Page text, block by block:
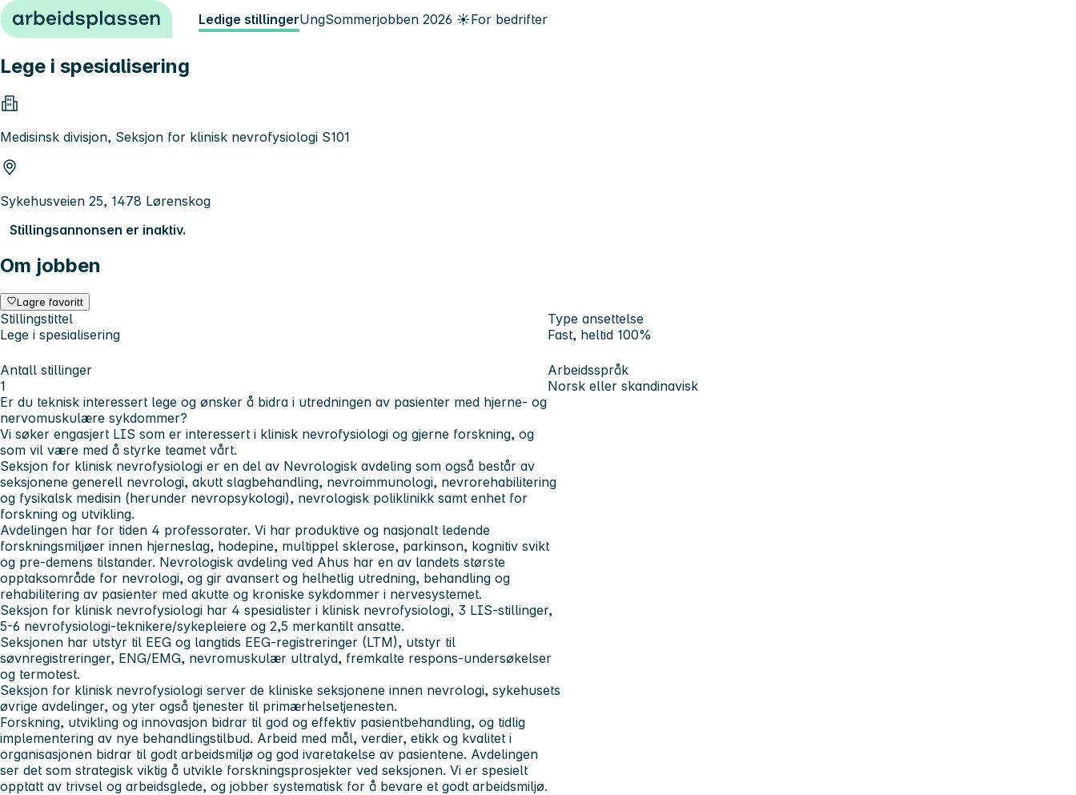
Hopp til innhold Ledige stillingerUngSommerjobben 2026 ☀️For bedrifter
Lege i spesialisering
Medisinsk divisjon, Seksjon for klinisk nevrofysiologi S101
Sykehusveien 25, 1478 Lørenskog
Stillingsannonsen er inaktiv.
Om jobben
Lagre favoritt
Stillingstittel
Lege i spesialisering
Type ansettelse
Fast, heltid 100%
Antall stillinger
1
Arbeidsspråk
Norsk eller skandinavisk
Er du teknisk interessert lege og ønsker å bidra i utredningen av pasienter med hjerne- og
nervomuskulære sykdommer?
Vi søker engasjert LIS som er interessert i klinisk nevrofysiologi og gjerne forskning, og
som vil være med å styrke teamet vårt.
Seksjon for klinisk nevrofysiologi er en del av Nevrologisk avdeling som også består av
seksjonene generell nevrologi, akutt slagbehandling, nevroimmunologi, nevrorehabilitering
og fysikalsk medisin (herunder nevropsykologi), nevrologisk poliklinikk samt enhet for
forskning og utvikling.
Avdelingen har for tiden 4 professorater. Vi har produktive og nasjonalt ledende
forskningsmiljøer innen hjerneslag, hodepine, multippel sklerose, parkinson, kognitiv svikt
og pre-demens tilstander. Nevrologisk avdeling ved Ahus har en av landets største
opptaksområde for nevrologi, og gir avansert og helhetlig utredning, behandling og
rehabilitering av pasienter med akutte og kroniske sykdommer i nervesystemet.
Seksjon for klinisk nevrofysiologi har 4 spesialister i klinisk nevrofysiologi, 3 LIS-stillinger,
5-6 nevrofysiologi-teknikere/sykepleiere og 2,5 merkantilt ansatte.
Seksjonen har utstyr til EEG og langtids EEG-registreringer (LTM), utstyr til
søvnregistreringer, ENG/EMG, nevromuskulær ultralyd, fremkalte respons-undersøkelser
og termotest.
Seksjon for klinisk nevrofysiologi server de kliniske seksjonene innen nevrologi, sykehusets
øvrige avdelinger, og yter også tjenester til primærhelsetjenesten.
Forskning, utvikling og innovasjon bidrar til god og effektiv pasientbehandling, og tidlig
implementering av nye behandlingstilbud. Arbeid med mål, verdier, etikk og kvalitet i
organisasjonen bidrar til godt arbeidsmiljø og god ivaretakelse av pasientene. Avdelingen
ser det som strategisk viktig å utvikle forskningsprosjekter ved seksjonen. Vi er spesielt
opptatt av trivsel og arbeidsglede, og jobber systematisk for å bevare et godt arbeidsmiljø.